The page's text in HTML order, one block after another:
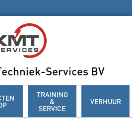
Services BV
TRAINING
&
SERVICE
VERHUUR